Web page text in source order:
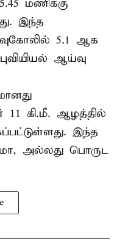
மணிக்கு
இந்த
5.1 ஆக
ஆய்வு
11 கி.மீ. ஆழத்தில்
இந்த
அல்லது பொருட